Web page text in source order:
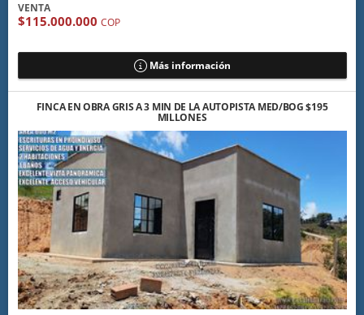
VENTA
$115.000.000 COP
Más información
FINCA EN OBRA GRIS A 3 MIN DE LA AUTOPISTA MED/BOG $195
MILLONES